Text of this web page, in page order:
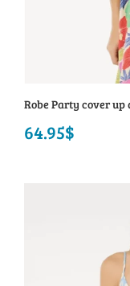
Robe Party cover
64.95$